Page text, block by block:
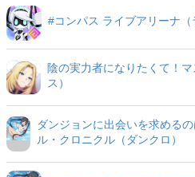
#コンパス ライブアリーナ
陰の実力者になりたくて！
ス）
ダンジョンに出会いを求める
ル・クロニクル（ダンクロ）